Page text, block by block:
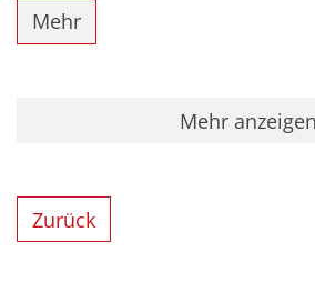
Mehr
Mehr anzeigen
Zurück